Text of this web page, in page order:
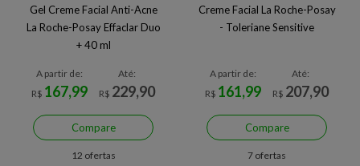
Gel Creme Facial Anti-Acne
La Roche-Posay Effaclar Duo
+ 40 ml
A partir de:
R$ 167,99
Até:
R$ 229,90
Compare
12 ofertas
Creme Facial La Roche-Posay
- Toleriane Sensitive
A partir de:
R$ 161,99
Até:
R$ 207,90
Compare
7 ofertas